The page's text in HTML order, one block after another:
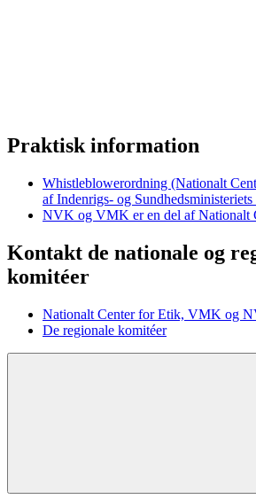
Praktisk information
Whistleblowerordning (Nationalt
af Indenrigs- og
NVK og VMK er en del af Nationalt
Kontakt de nationale og
komitéer
Nationalt Center for Etik, VMK og
De regionale komitéer